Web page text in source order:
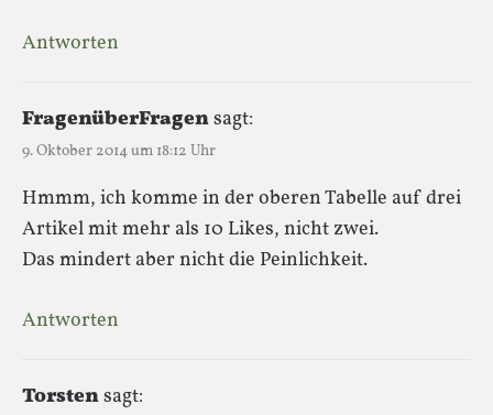
Antworten
FragenüberFragensagt:
9. Oktober 2014 um 18:12 Uhr
Hmmm, ich komme in der oberen Tabelle auf drei
Artikel mit mehr als 10 Likes, nicht zwei.
Das mindert aber nicht die Peinlichkeit.
Antworten
Torstensagt: